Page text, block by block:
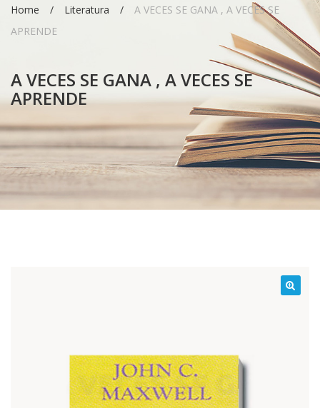
Home Literatura
A VECES SE GANA , A VECES SE
APRENDE
A VECES SE GANA , A VECES SE
APRENDE
¡Oferta!